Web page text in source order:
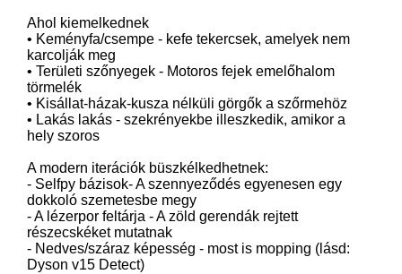
Ahol kiemelkednek
• Keményfa/csempe - kefe tekercsek, amelyek nem
karcolják meg
• Területi szőnyegek - Motoros fejek emelőhalom
törmelék
• Kisállat-házak-kusza nélküli görgők a szőrmehöz
• Lakás lakás - szekrényekbe illeszkedik, amikor a
hely szoros
A modern iterációk büszkélkedhetnek:
- Selfpy bázisok- A szennyeződés egyenesen egy
dokkoló szemetesbe megy
- A lézerpor feltárja - A zöld gerendák rejtett
részecskéket mutatnak
- Nedves/száraz képesség - most is mopping (lásd:
Dyson v15 Detect)